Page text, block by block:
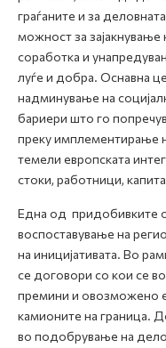
Е-Весник
граѓаните и за
можност за зајакнување
соработка и
луѓе и добра. Оснавна
надминување на
бариери што го
преку имплементирање
темели европската
стоки, работници,
Една од придобивките
воспоставување на
на иницијативата. Во
се договори со кои се
премини и овозможено
камионите на граница.
во подобрување на